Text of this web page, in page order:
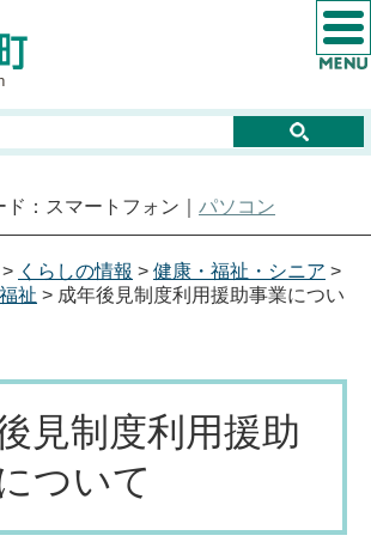
：スマートフォン｜ パソコン
> くらしの情報 > 健康・福祉・シニア >
祉 > 成年後見制度利用援助事業につい
見制度利用援助
ついて